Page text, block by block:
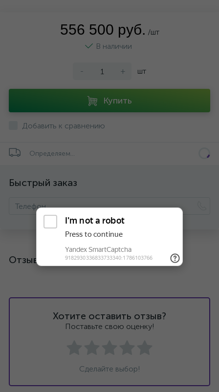
556 500 руб. /шт
В наличии
- + шт
Купить
Добавить к сравнению
Определяем...
Быстрый заказ
Отзывы
Хотите оставить отзыв?
Поставьте свою оценку!
Сделайте выбор!